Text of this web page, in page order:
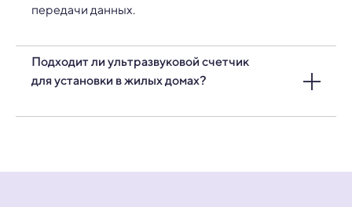
передачи данных.
Подходит ли ультразвуковой счетчик
для установки в жилых домах?